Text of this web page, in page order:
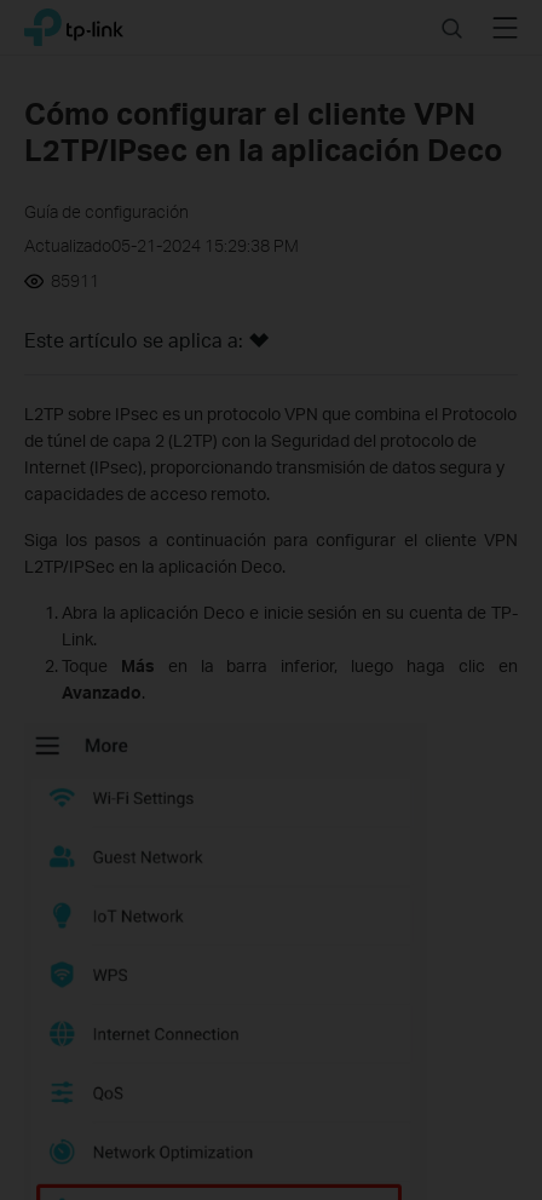
Click
navigation
TP-Link, Reliably Smart SearchMenu
Cómo configurar el cliente VPN
L2TP/IPsec en la aplicación Deco
Guía de configuración
Actualizado05-21-2024 15:29:38 PM
85911
Este artículo se aplica a:
L2TP sobre IPsec es un protocolo VPN que combina el Protocolo
de túnel de capa 2 (L2TP) con la Seguridad del protocolo de
Internet (IPsec), proporcionando transmisión de datos segura y
capacidades de acceso remoto.
Siga los pasos a continuación para configurar el cliente VPN
L2TP/IPSec en la aplicación Deco.
Abra la aplicación Deco e inicie sesión en su cuenta de TP-
Link.
Toque Más en la barra inferior, luego haga clic en
Avanzado.